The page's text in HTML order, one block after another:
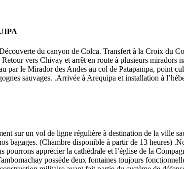
du canyon de Colca. Transfert à la Croix du
vers Chivay et arrêt en route à plusieurs miradors
par le Mirador des Andes au col de Patapampa, point
sauvages. .Arrivée à Arequipa et installation à
sur un vol de ligne régulière à destination de la ville
bagages. (Chambre disponible à partir de 13 heures)
apprécier la cathédrale et l’église de la
possède deux fontaines toujours